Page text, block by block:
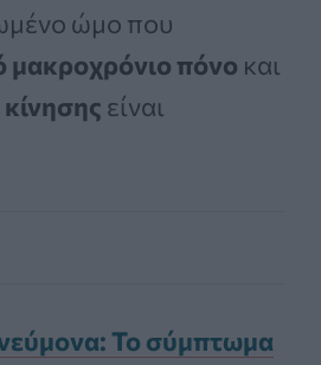
ώμο που
πόνο και
είναι
Το σύμπτωμα